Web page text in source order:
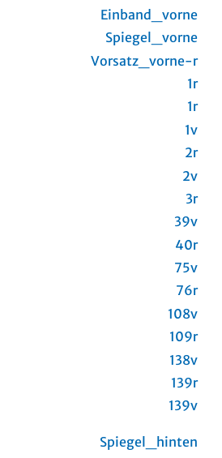
Einband_vorne
Spiegel_vorne
Vorsatz_vorne-r
1r
1r
1v
2r
2v
3r
39v
40r
75v
76r
108v
109r
138v
139r
139v
Spiegel_hinten